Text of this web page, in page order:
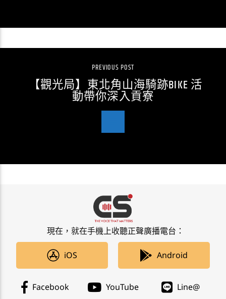
PREVIOUS POST
【觀光局】東北角山海騎跡BIKE 活
動帶你深入貢寮
現在，就在手機上收聽正聲廣播電台：
iOS Android
Facebook YouTube Line@